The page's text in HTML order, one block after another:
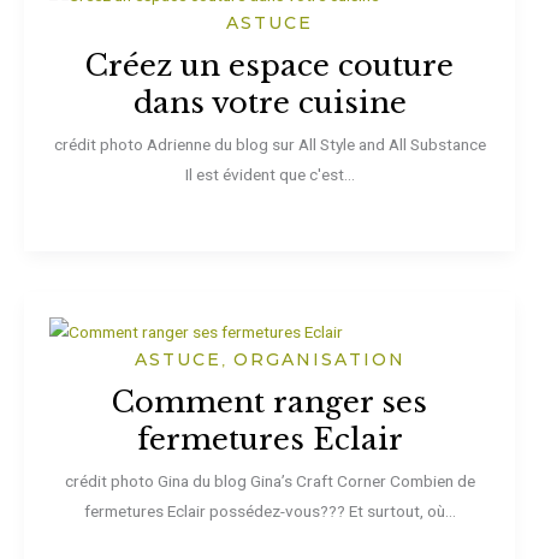
ASTUCE
Créez un espace couture
dans votre cuisine
crédit photo Adrienne du blog sur All Style and All Substance
Il est évident que c'est...
ASTUCE , ORGANISATION
Comment ranger ses
fermetures Eclair
crédit photo Gina du blog Gina’s Craft Corner Combien de
fermetures Eclair possédez-vous??? Et surtout, où...